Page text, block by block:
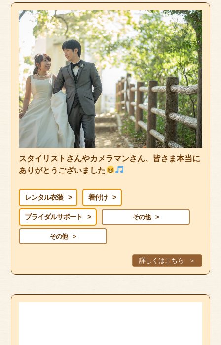
スタイリストさんやカメラマンさん、皆さま本当に
ありがとうございました
レンタル衣装 着付け
ブライダルサポート その他
その他
詳しくはこちら